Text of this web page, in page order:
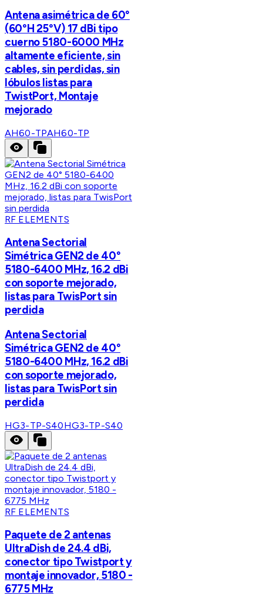
Antena asimétrica de 60°
(60°H 25°V) 17 dBi tipo
cuerno 5180-6000 MHz
altamente eficiente, sin
cables, sin perdidas, sin
lóbulos listas para
TwistPort, Montaje
mejorado
AH60-TPAH60-TP
RF ELEMENTS
Antena Sectorial
Simétrica GEN2 de 40°
5180-6400 MHz, 16.2 dBi
con soporte mejorado,
listas para TwisPort sin
perdida
Antena Sectorial
Simétrica GEN2 de 40°
5180-6400 MHz, 16.2 dBi
con soporte mejorado,
listas para TwisPort sin
perdida
HG3-TP-S40HG3-TP-S40
RF ELEMENTS
Paquete de 2 antenas
UltraDish de 24.4 dBi,
conector tipo Twistport y
montaje innovador, 5180 -
6775 MHz